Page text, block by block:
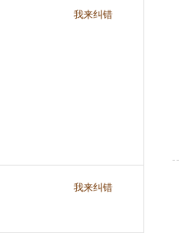
我来纠错
我来纠错